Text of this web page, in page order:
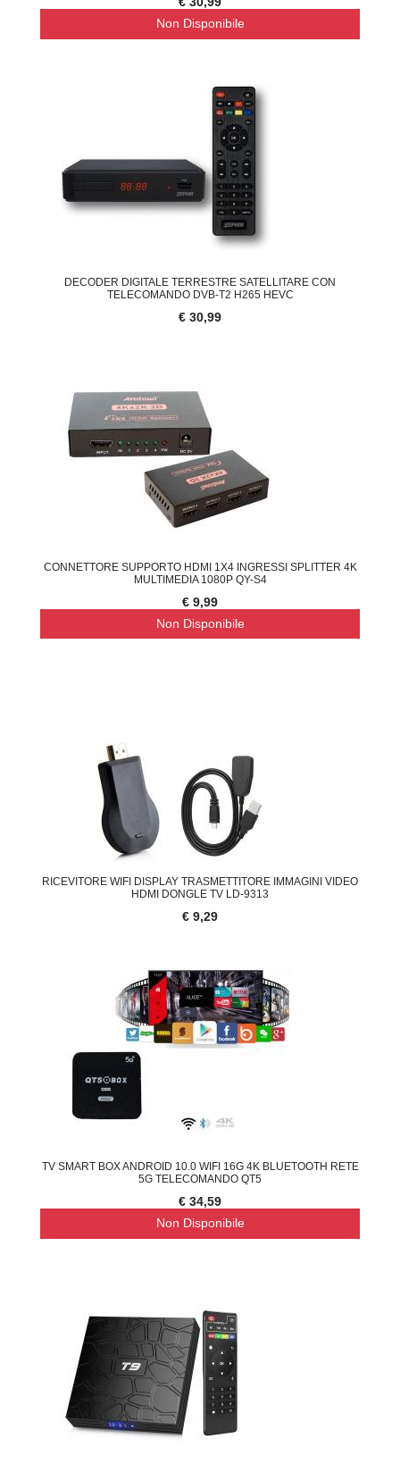
Non Disponibile
DECODER DIGITALE TERRESTRE SATELLITARE CON
TELECOMANDO DVB-T2 H265 HEVC
€ 30,99
CONNETTORE SUPPORTO HDMI 1X4 INGRESSI SPLITTER 4K
MULTIMEDIA 1080P QY-S4
€ 9,99
Non Disponibile
RICEVITORE WIFI DISPLAY TRASMETTITORE IMMAGINI VIDEO
HDMI DONGLE TV LD-9313
€ 9,29
TV SMART BOX ANDROID 10.0 WIFI 16G 4K BLUETOOTH RETE
5G TELECOMANDO QT5
€ 34,59
Non Disponibile